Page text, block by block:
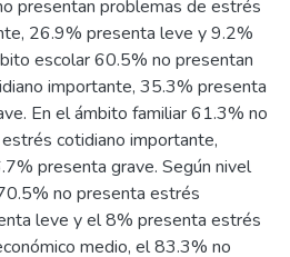
presentan problemas de estrés
26.9% presenta leve y 9.2%
escolar 60.5% no presentan
importante, 35.3% presenta
En el ámbito familiar 61.3% no
cotidiano importante,
presenta grave. Según nivel
no presenta estrés
leve y el 8% presenta estrés
medio, el 83.3% no